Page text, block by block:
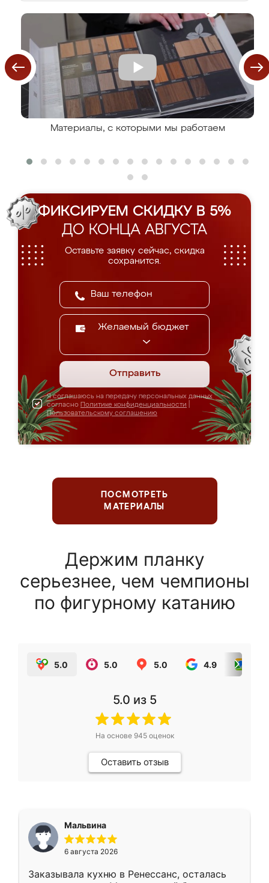
Материалы, с которыми мы работаем
ФИКСИРУЕМ СКИДКУ В 5%
ДО КОНЦА АВГУСТА
Оставьте заявку сейчас, скидка
сохранится.
Желаемый бюджет
Отправить
Я соглашаюсь на передачу персональных данных
согласно Политике конфиденциальности
Пользовательскому соглашению
ПОСМОТРЕТЬ
МАТЕРИАЛЫ
Держим планку
серьезнее, чем чемпионы
по фигурному катанию
5.0 5.0 5.0 4.9
5.0 из 5
На основе 945оценок
Оставить отзыв
Мальвина
6 августа 2026
Заказывала кухню в Ренессанс, осталась